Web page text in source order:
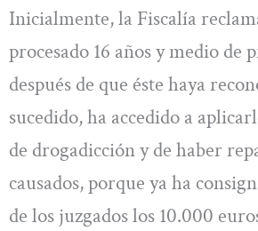
Inicialmente, la Fiscalía
procesado 16 años y medio de
después de que éste haya
sucedido, ha accedido a
de drogadicción y de haber
causados, porque ya ha
de los juzgados los 10.000